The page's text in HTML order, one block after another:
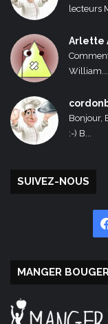
lecteurs
Arlette
William...
Bonjour,
:-) B...
SUIVEZ-NOUS
MANGER